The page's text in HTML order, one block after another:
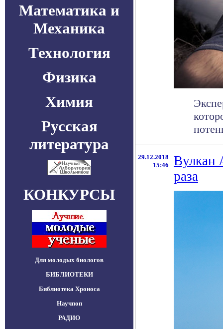
Математика и
Механика
Технология
Физика
Химия
Русская
литература
КОНКУРСЫ
Для молодых биологов
БИБЛИОТЕКИ
Библиотека Хроноса
Научпоп
РАДИО
29.12.2018
15:46
Вулкан
раза